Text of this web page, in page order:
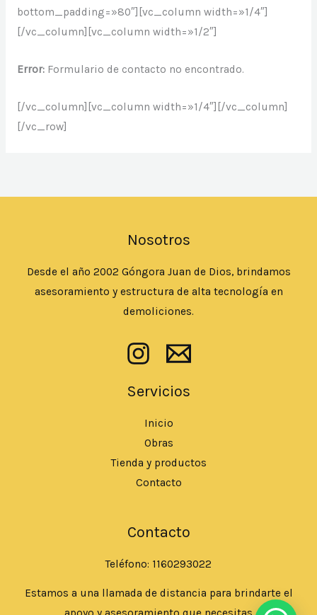
bottom_padding=»80″][vc_column width=»1/4″]
[/vc_column][vc_column width=»1/2″]
Error:Formulario de contacto no encontrado.
[/vc_column][vc_column width=»1/4″][/vc_column]
[/vc_row]
Nosotros
Desde el año 2002 Góngora Juan de Dios, brindamos
asesoramiento y estructura de alta tecnología en
demoliciones.
Servicios
Inicio
Obras
Tienda y productos
Contacto
Contacto
Teléfono: 1160293022
Estamos a una llamada de distancia para brindarte el